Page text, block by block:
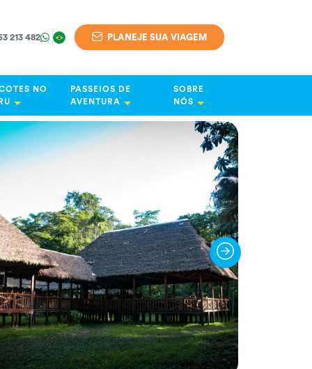
213 482 PLANEJE SUA VIAGEM
NO
PASSEIOS DE
AVENTURA
SOBRE
NÓS